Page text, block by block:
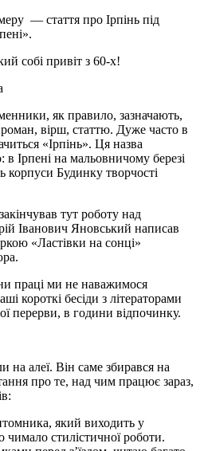
— стаття про Ірпінь під
собі привіт з 60-х!
як правило, зазначають,
роман, вірш, статтю. Дуже часто в
«Ірпінь». Ця назва
Ірпені на мальовничому березі
корпуси Будинку творчості
тут роботу над
Іванович Яновський написав
«Ластівки на сонці»
праці ми не наважимося
короткі бесіди з літераторами
перерви, в години відпочинку.
на алеї. Він саме збирався на
про те, над чим працює зараз,
який виходить у
стилістичної роботи.